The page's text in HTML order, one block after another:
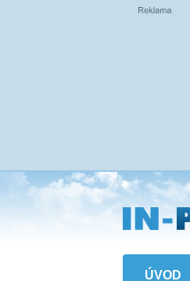
Přejít
na
hlavní
obsah
ÚVOD